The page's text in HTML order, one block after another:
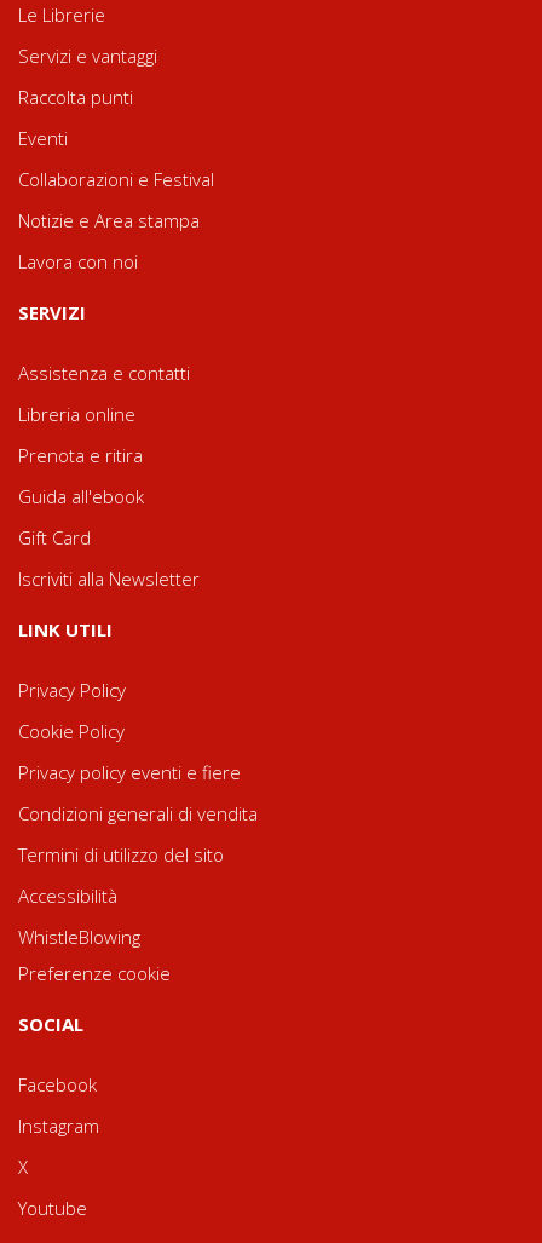
Le Librerie
Servizi e vantaggi
Raccolta punti
Eventi
Collaborazioni e Festival
Notizie e Area stampa
Lavora con noi
SERVIZI
Assistenza e contatti
Libreria online
Prenota e ritira
Guida all'ebook
Gift Card
Iscriviti alla Newsletter
LINK UTILI
Privacy Policy
Cookie Policy
Privacy policy eventi e fiere
Condizioni generali di vendita
Termini di utilizzo del sito
Accessibilità
WhistleBlowing
Preferenze cookie
SOCIAL
Facebook
Instagram
X
Youtube